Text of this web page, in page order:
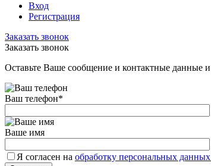
Вход
Регистрация
Заказать звонок
Заказать звонок
Оставьте Ваше сообщение и контактные данные
Ваш телефон*
Ваше имя
Я согласен на обработку персональных